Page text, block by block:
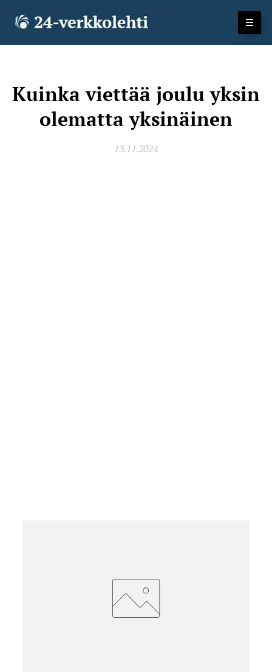
Kuinka viettää joulu yksin
olematta yksinäinen
13.11.2024